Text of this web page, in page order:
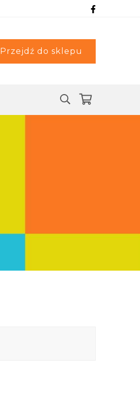
Przejdź do sklepu